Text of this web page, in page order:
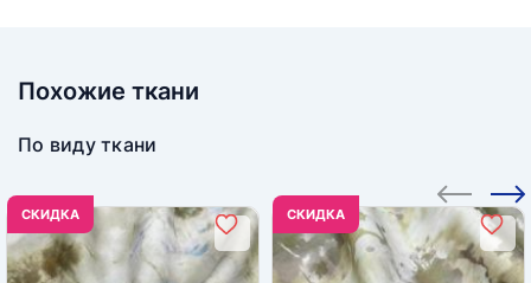
Похожие ткани
По виду ткани
CКИДКА CКИДКА